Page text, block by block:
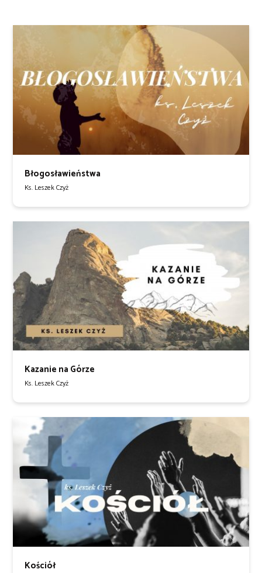
Błogosławieństwa
Ks. Leszek Czyż
Kazanie na Górze
Ks. Leszek Czyż
Kościół